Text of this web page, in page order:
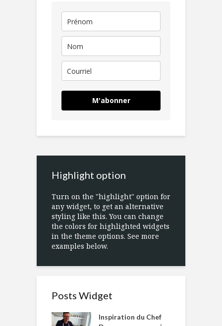
M'abonner
Highlight option
Turn on the "highlight" option for
any widget, to get an alternative
styling like this. You can change
the colors for highlighted widgets
in the theme options. See more
examples below.
Posts Widget
Inspiration du Chef